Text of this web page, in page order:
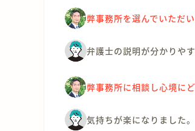
弊事務所を選んでいただ
弁護士の説明が分かりや
弊事務所に相談し心境に
気持ちが楽になりました。